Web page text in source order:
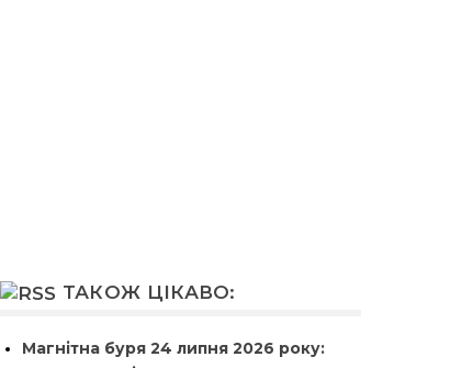
ТАКОЖ ЦІКАВО:
Магнітна буря 24 липня 2026 року: